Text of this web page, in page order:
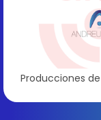
Producciones